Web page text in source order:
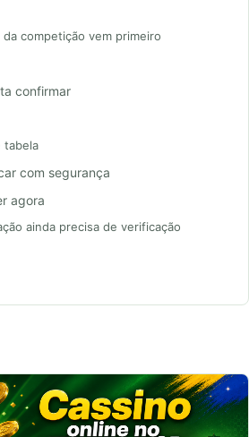
competição vem primeiro
confirmar
tabela
com segurança
agora
ainda precisa de verificação